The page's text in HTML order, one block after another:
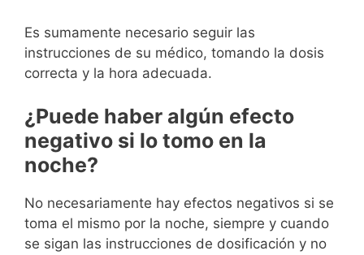
Es sumamente necesario seguir las
instrucciones de su médico, tomando la dosis
correcta y la hora adecuada.
¿Puede haber algún efecto
negativo si lo tomo en la
noche?
No necesariamente hay efectos negativos si se
toma el mismo por la noche, siempre y cuando
se sigan las instrucciones de dosificación y no